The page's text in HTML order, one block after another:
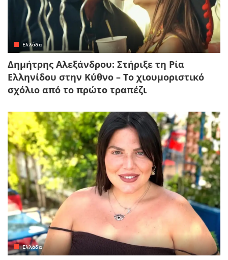
Ελλάδα
Δημήτρης Αλεξάνδρου: Στήριξε τη Ρία
Ελληνίδου στην Κύθνο – Το χιουμοριστικό
σχόλιο από το πρώτο τραπέζι
Ελλάδα